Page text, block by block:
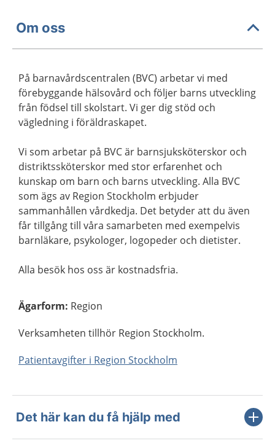
Om oss
På barnavårdscentralen (BVC) arbetar vi med
förebyggande hälsovård och följer barns utveckling
från födsel till skolstart. Vi ger dig stöd och
vägledning i föräldraskapet.
Vi som arbetar på BVC är barnsjuksköterskor och
distriktssköterskor med stor erfarenhet och
kunskap om barn och barns utveckling. Alla BVC
som ägs av Region Stockholm erbjuder
sammanhållen vårdkedja. Det betyder att du även
får tillgång till våra samarbeten med exempelvis
barnläkare, psykologer, logopeder och dietister.
Alla besök hos oss är kostnadsfria.
Ägarform: Region
Verksamheten tillhör Region Stockholm.
Patientavgifter i Region Stockholm
Det här kan du få hjälp med